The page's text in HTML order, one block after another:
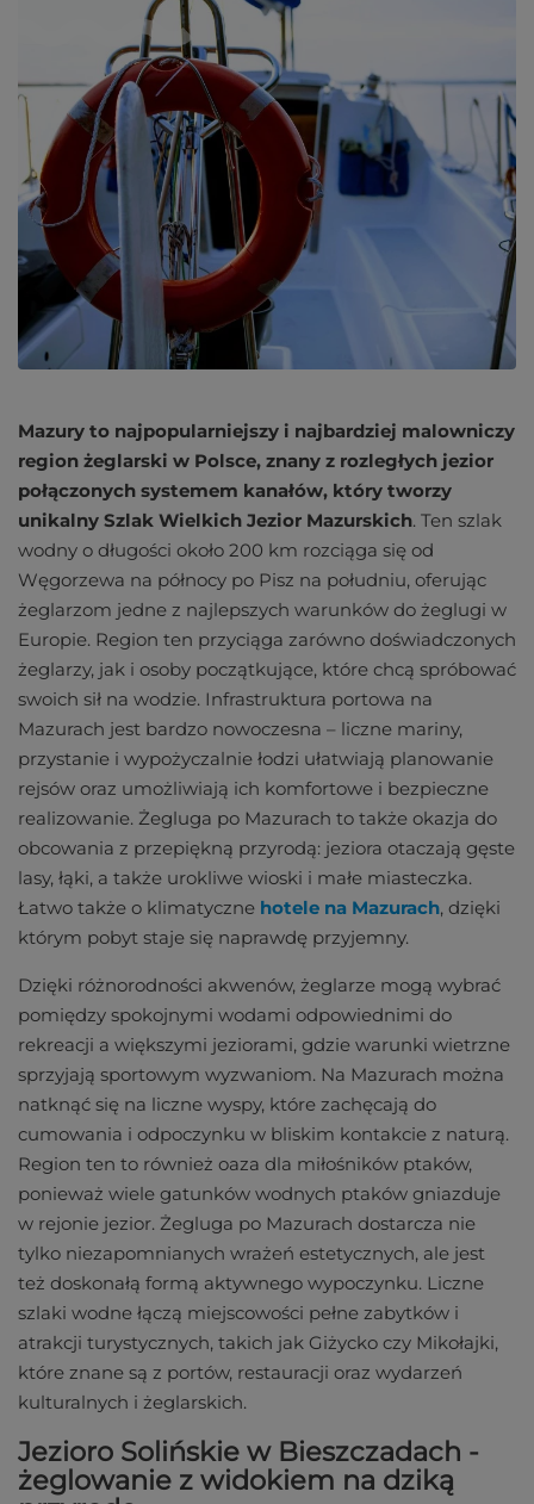
Mazury to najpopularniejszy i najbardziej malowniczy
region żeglarski w Polsce, znany z rozległych jezior
połączonych systemem kanałów, który tworzy
unikalny Szlak Wielkich Jezior Mazurskich. Ten szlak
wodny o długości około 200 km rozciąga się od
Węgorzewa na północy po Pisz na południu, oferując
żeglarzom jedne z najlepszych warunków do żeglugi w
Europie. Region ten przyciąga zarówno doświadczonych
żeglarzy, jak i osoby początkujące, które chcą spróbować
swoich sił na wodzie. Infrastruktura portowa na
Mazurach jest bardzo nowoczesna – liczne mariny,
przystanie i wypożyczalnie łodzi ułatwiają planowanie
rejsów oraz umożliwiają ich komfortowe i bezpieczne
realizowanie. Żegluga po Mazurach to także okazja do
obcowania z przepiękną przyrodą: jeziora otaczają gęste
lasy, łąki, a także urokliwe wioski i małe miasteczka.
Łatwo także o klimatyczne hotele na Mazurach, dzięki
którym pobyt staje się naprawdę przyjemny.
Dzięki różnorodności akwenów, żeglarze mogą wybrać
pomiędzy spokojnymi wodami odpowiednimi do
rekreacji a większymi jeziorami, gdzie warunki wietrzne
sprzyjają sportowym wyzwaniom. Na Mazurach można
natknąć się na liczne wyspy, które zachęcają do
cumowania i odpoczynku w bliskim kontakcie z naturą.
Region ten to również oaza dla miłośników ptaków,
ponieważ wiele gatunków wodnych ptaków gniazduje
w rejonie jezior. Żegluga po Mazurach dostarcza nie
tylko niezapomnianych wrażeń estetycznych, ale jest
też doskonałą formą aktywnego wypoczynku. Liczne
szlaki wodne łączą miejscowości pełne zabytków i
atrakcji turystycznych, takich jak Giżycko czy Mikołajki,
które znane są z portów, restauracji oraz wydarzeń
kulturalnych i żeglarskich.
Jezioro Solińskie w Bieszczadach -
żeglowanie z widokiem na dziką